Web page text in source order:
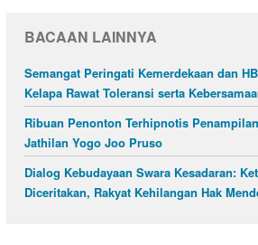
BACAAN LAINNYA
Semangat Peringati Kemerdekaan dan
Kelapa Rawat Toleransi serta
Ribuan Penonton Terhipnotis
Jathilan Yogo Joo Pruso
Dialog Kebudayaan Swara Kesadaran:
Diceritakan, Rakyat Kehilangan Hak